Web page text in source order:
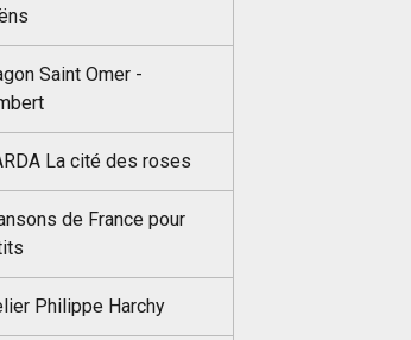
Saint Omer -
La cité des roses
de France pour
Philippe Harchy